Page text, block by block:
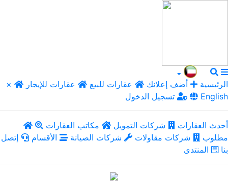
× الرئيسية أضف إعلانك عقارات للبيع
عقارات للإيجار
تسجيل الدخول
English
أحدث العقارات شركات التمويل
مكاتب العقارات
مطلوب
شركات مقاولات شركات الصيانة الأقسام
إتصل
بنا
المنتدى